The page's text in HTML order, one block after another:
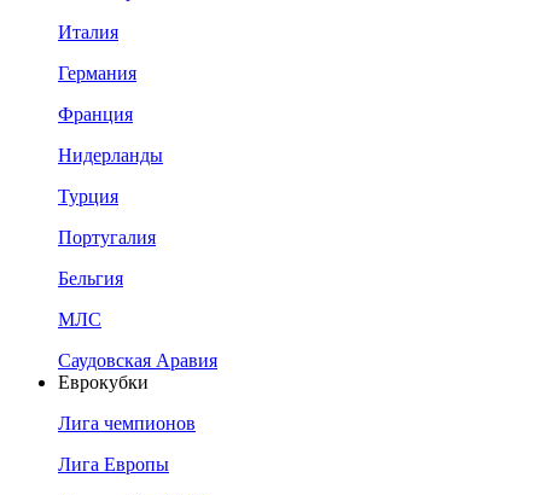
Италия
Германия
Франция
Нидерланды
Турция
Португалия
Бельгия
МЛС
Саудовская Аравия
Еврокубки
Лига чемпионов
Лига Европы